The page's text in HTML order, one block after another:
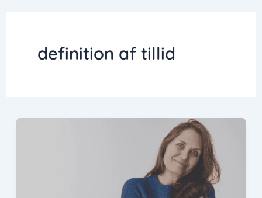
definition af tillid